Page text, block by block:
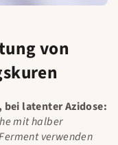
von
latenter Azidose:
mit halber
verwenden